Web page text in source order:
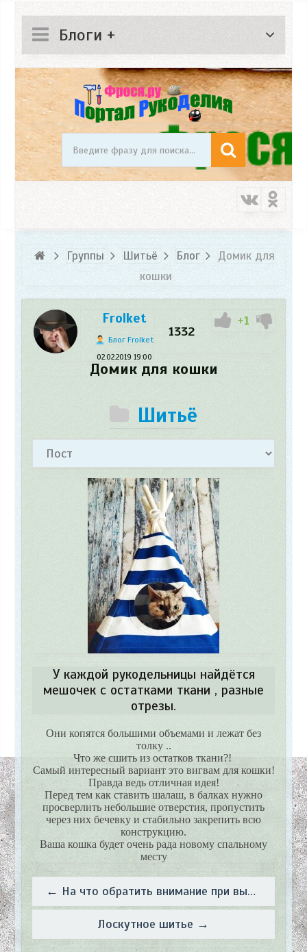
Блоги +
Группы Шитьё Блог
Домик для
кошки
Frolket
Блог Frolket
02.02.2019 19:00
1332
+1
Домик для кошки
Шитьё
У каждой рукодельницы найдётся
мешочек с остатками ткани , разные
отрезы.
Они копятся большими объемами и лежат без
толку ..
Что же сшить из остатков ткани?!
Самый интересный вариант это вигвам для кошки!
Правда ведь отличная идея!
Перед тем как ставить шалаш, в балках нужно
просверлить небольшие отверстия, пропустить
через них бечевку и стабильно закрепить всю
конструкцию.
Ваша кошка будет очень рада новому спальному
месту
← На что обратить внимание при выборе букета невесты?
Лоскутное шитье →